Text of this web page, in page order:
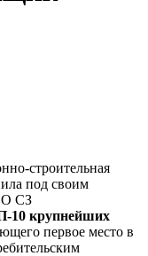
строительная
под своим
СЗ
10 крупнейших
первое место в